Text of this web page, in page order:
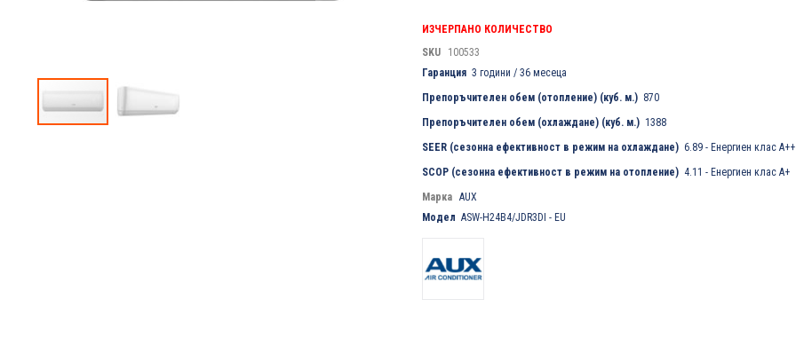
ИЗЧЕРПАНО КОЛИЧЕСТВО
SKU
100533
Гаранция 3 години / 36 месеца
Препоръчителен обем (отопление) (куб. м.) 870
Препоръчителен обем (охлаждане) (куб. м.) 1388
SEER (сезонна ефективност в режим на охлаждане) 6.89 - Енергиен клас А++
SCOP (сезонна ефективност в режим на отопление) 4.11 - Енергиен клас А+
Марка AUX
Модел ASW-H24B4/JDR3DI - EU